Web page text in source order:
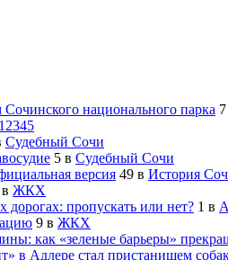
национального парка 7
Судебный Сочи
5 в Судебный Сочи
версия 49 в История
в ЖКХ
дорогах: пропускать или нет? 1 в
9 в ЖКХ
как «зеленые барьеры»
в Адлере стал пристанищем